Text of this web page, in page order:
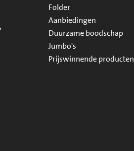
Folder
Aanbiedingen
Duurzame boodschap
Jumbo's
Prijswinnende producten